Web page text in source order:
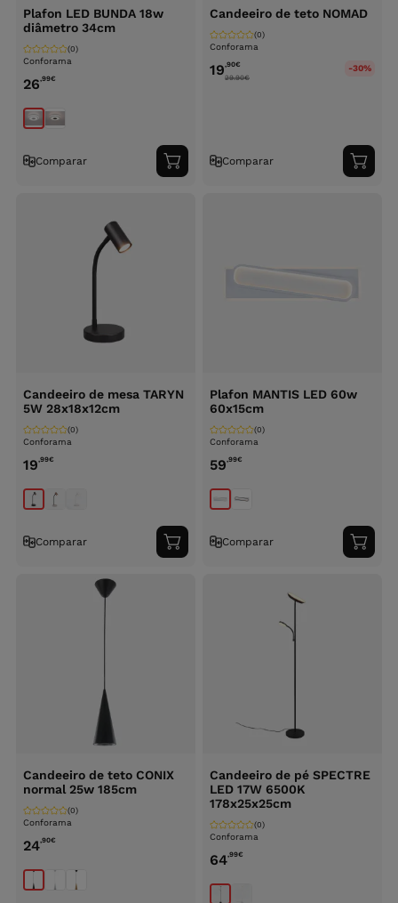
Plafon LED BUNDA 18w
diâmetro 34cm
Conforama
(0)
26,99€
Comparar
Adicionar
ao
Candeeiro de teto NOMAD
Conforama
(0)
19,90€
29.90€
-30%
Comparar
ao
Candeeiro de mesa TARYN
5W 28x18x12cm
Conforama
(0)
19,99€
Comparar
Adicionar
ao
Plafon MANTIS LED 60w
60x15cm
Conforama
(0)
59,99€
Comparar
ao
Candeeiro de teto CONIX
normal 25w 185cm
Conforama
(0)
24,90€
Candeeiro de pé SPECTRE
LED 17W 6500K
178x25x25cm
Conforama
(0)
64,99€